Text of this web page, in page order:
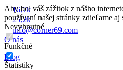
Aby bol váš zážitok z nášho
používaní našej stránky zdieľame
Nevyhnutné
Funkčné
Štatistiky
16,7k
25,2k
info@corner69.com
O nás
Blog